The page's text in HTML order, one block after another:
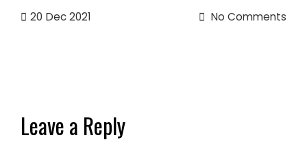
20 Dec 2021 No Comments
Leave a Reply